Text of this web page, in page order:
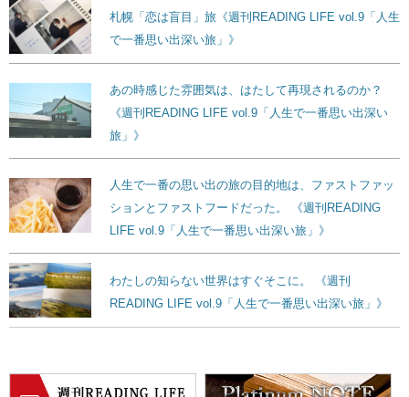
札幌「恋は盲目」旅《週刊READING LIFE vol.9「人生
で一番思い出深い旅」》
あの時感じた雰囲気は、はたして再現されるのか？
《週刊READING LIFE vol.9「人生で一番思い出深い
旅」》
人生で一番の思い出の旅の目的地は、ファストファッ
ションとファストフードだった。 《週刊READING
LIFE vol.9「人生で一番思い出深い旅」》
わたしの知らない世界はすぐそこに。 《週刊
READING LIFE vol.9「人生で一番思い出深い旅」》